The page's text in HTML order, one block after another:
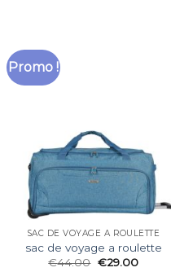
Promo !
SAC DE VOYAGE A ROULETTE
sac de voyage a roulette
€44.00 €29.00